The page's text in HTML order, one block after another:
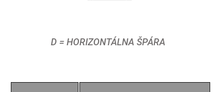
D = HORIZONTÁLNA ŠPÁRA